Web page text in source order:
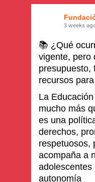
3 weeks
📚 ¿Qué
vigente, pero
presupuesto,
recursos
La
mucho más
es una
derechos,
respetuosos,
acompaña a
adolescentes
autonomía